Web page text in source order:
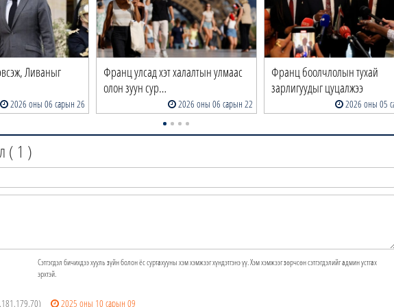
Ливаныг
2026 оны 06 сарын 26
Франц улсад хэт халалтын улмаас
олон зуун сур…
2026 оны 06 сарын 22
Франц боолчлолын тухай
зарлигуудыг цуцалжээ
2026 оны 05
( 1 )
Сэтгэгдэл бичихдээ хууль зүйн болон ёс суртахууны хэм хэмжээг хүндэтгэнэ үү. Хэм хэмжээг зөрчсөн сэтгэгдэлийг админ устгах
эрхтэй.
2025 оны 10 сарын 09